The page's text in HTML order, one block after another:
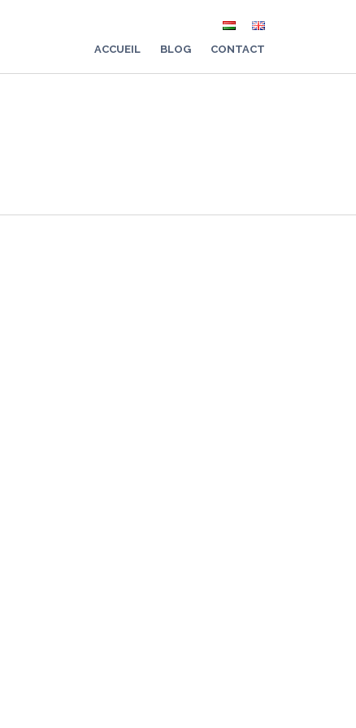
ACCUEIL BLOG CONTACT